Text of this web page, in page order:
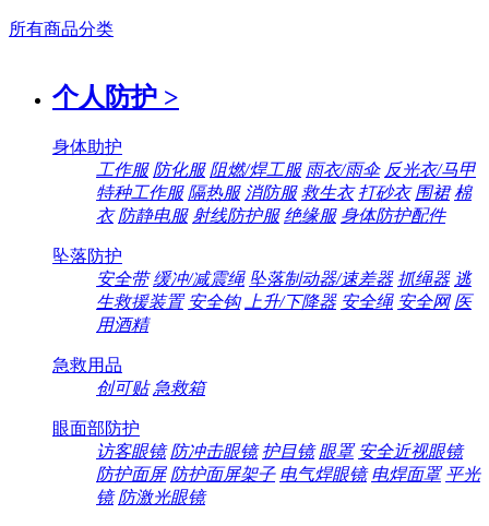
所有商品分类
个人防护 >
身体助护
工作服 防化服 阻燃/焊工服 雨衣/雨伞 反光衣/马甲
特种工作服 隔热服 消防服 救生衣 打砂衣 围裙 棉
衣 防静电服 射线防护服 绝缘服 身体防护配件
坠落防护
安全带 缓冲/减震绳 坠落制动器/速差器 抓绳器 逃
生救援装置 安全钩 上升/下降器 安全绳 安全网 医
用酒精
急救用品
创可贴 急救箱
眼面部防护
访客眼镜 防冲击眼镜 护目镜 眼罩 安全近视眼镜
防护面屏 防护面屏架子 电气焊眼镜 电焊面罩 平光
镜 防激光眼镜